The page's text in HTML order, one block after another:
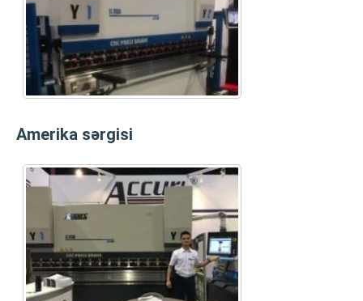
Amerika sərgisi